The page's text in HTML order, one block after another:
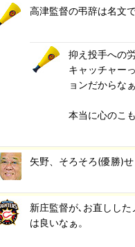
高津監督の弔辞は名文
抑え投手への
キャッチャー
ョンだからなぁ
本当に心のこ
矢野、そろそろ(優勝)せ
新庄監督が､お直しし
は良いなぁ。